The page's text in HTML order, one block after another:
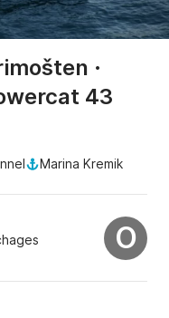
·
43
Marina Kremik
O